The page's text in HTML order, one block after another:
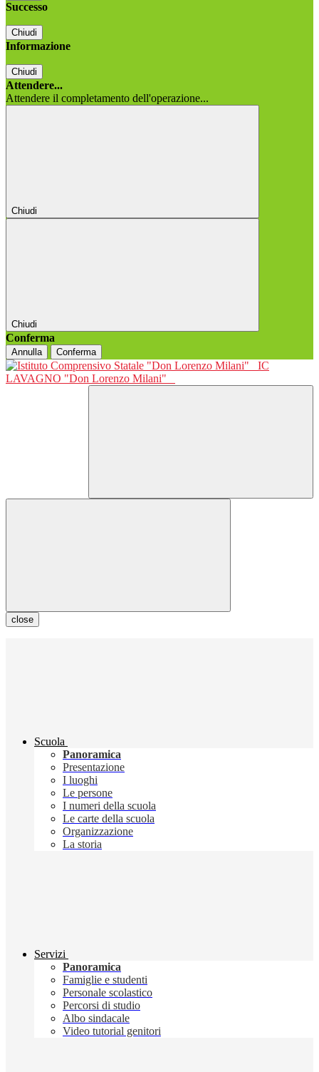
Successo
Chiudi
Informazione
Chiudi
Attendere...
Attendere il completamento dell'operazione...
Chiudi
Chiudi
Conferma
Annulla Conferma
IC
LAVAGNO "Don Lorenzo Milani"
close
Scuola
Panoramica
Presentazione
I luoghi
Le persone
I numeri della scuola
Le carte della scuola
Organizzazione
La storia
Servizi
Panoramica
Famiglie e studenti
Personale scolastico
Percorsi di studio
Albo sindacale
Video tutorial genitori